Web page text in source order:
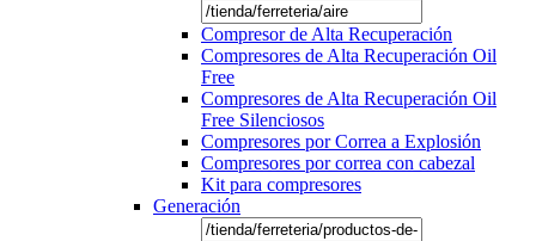
Compresor de Alta Recuperación
Compresores de Alta Recuperación Oil
Free
Compresores de Alta Recuperación Oil
Free Silenciosos
Compresores por Correa a Explosión
Compresores por correa con cabezal
Kit para compresores
Generación